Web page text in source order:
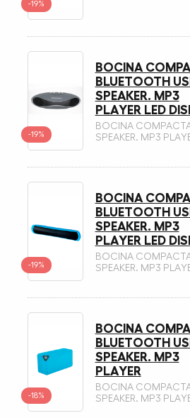
-19%
-19%
BOCINA
BLUETOOTH
SPEAKER. MP3
PLAYER LED
BOCINA
SPEAKER. MP3
-19%
BOCINA
BLUETOOTH
SPEAKER. MP3
PLAYER LED
BOCINA
SPEAKER. MP3
-18%
BOCINA
BLUETOOTH
SPEAKER. MP3
PLAYER
BOCINA
SPEAKER. MP3